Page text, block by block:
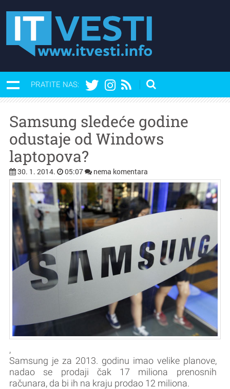
PRATITE NAS:
Samsung sledeće godine
odustaje od Windows
laptopova?
30. 1. 2014. 05:07 nema komentara
,
Samsung je za 2013. godinu imao velike planove,
nadao se prodaji čak 17 miliona prenosnih
računara, da bi ih na kraju prodao 12 miliona.